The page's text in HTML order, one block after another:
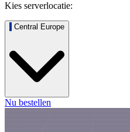
Kies serverlocatie:
Central Europe
Nu bestellen